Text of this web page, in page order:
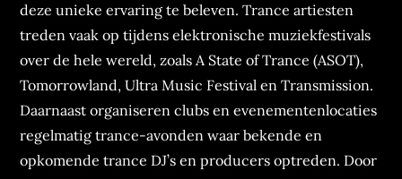
deze unieke ervaring te beleven. Trance artiesten
treden vaak op tijdens elektronische muziekfestivals
over de hele wereld, zoals A State of Trance (ASOT),
Tomorrowland, Ultra Music Festival en Transmission.
Daarnaast organiseren clubs en evenementenlocaties
regelmatig trance-avonden waar bekende en
opkomende trance DJ’s en producers optreden. Door